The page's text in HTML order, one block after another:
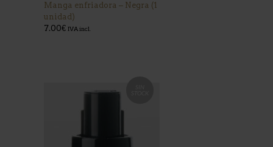
Manga enfriadora – Negra (1
unidad)
7.00€ IVA incl.